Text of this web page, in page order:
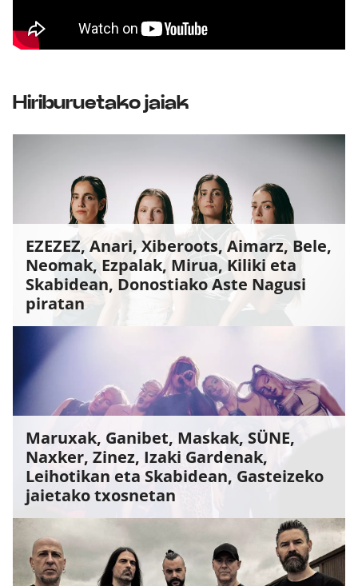
Hiriburuetako jaiak
EZEZEZ, Anari, Xiberoots, Aimarz, Bele,
Neomak, Ezpalak, Mirua, Kiliki eta
Skabidean, Donostiako Aste Nagusi
piratan
Maruxak, Ganibet, Maskak, SÜNE,
Naxker, Zinez, Izaki Gardenak,
Leihotikan eta Skabidean, Gasteizeko
jaietako txosnetan